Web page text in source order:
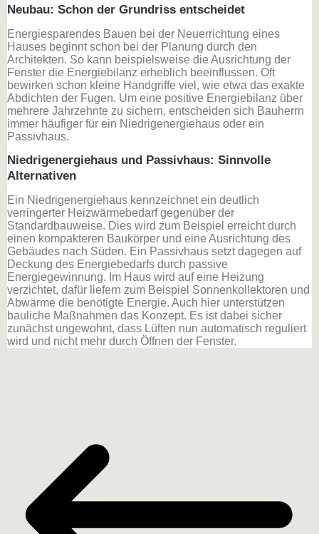
Neubau: Schon der Grundriss entscheidet
Energiesparendes Bauen bei der Neuerrichtung eines
Hauses beginnt schon bei der Planung durch den
Architekten. So kann beispielsweise die Ausrichtung der
Fenster die Energiebilanz erheblich beeinflussen. Oft
bewirken schon kleine Handgriffe viel, wie etwa das exakte
Abdichten der Fugen. Um eine positive Energiebilanz über
mehrere Jahrzehnte zu sichern, entscheiden sich Bauherrn
immer häufiger für ein Niedrigenergiehaus oder ein
Passivhaus.
Niedrigenergiehaus und Passivhaus: Sinnvolle
Alternativen
Ein Niedrigenergiehaus kennzeichnet ein deutlich
verringerter Heizwärmebedarf gegenüber der
Standardbauweise. Dies wird zum Beispiel erreicht durch
einen kompakteren Baukörper und eine Ausrichtung des
Gebäudes nach Süden. Ein Passivhaus setzt dagegen auf
Deckung des Energiebedarfs durch passive
Energiegewinnung. Im Haus wird auf eine Heizung
verzichtet, dafür liefern zum Beispiel Sonnenkollektoren und
Abwärme die benötigte Energie. Auch hier unterstützen
bauliche Maßnahmen das Konzept. Es ist dabei sicher
zunächst ungewohnt, dass Lüften nun automatisch reguliert
wird und nicht mehr durch Öffnen der Fenster.